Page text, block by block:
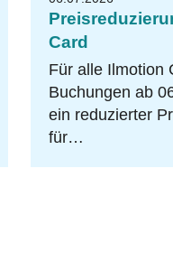
Card
Für alle Ilmotion
Buchungen ab
ein reduzierter
für…